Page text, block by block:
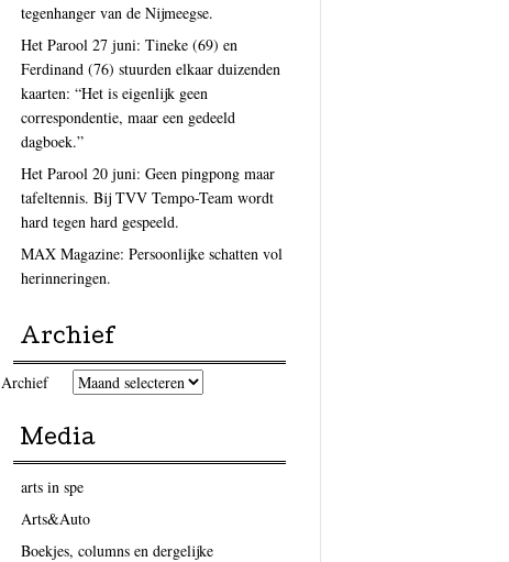
tegenhanger van de Nijmeegse.
Het Parool 27 juni: Tineke (69) en
Ferdinand (76) stuurden elkaar duizenden
kaarten: “Het is eigenlijk geen
correspondentie, maar een gedeeld
dagboek.”
Het Parool 20 juni: Geen pingpong maar
tafeltennis. Bij TVV Tempo-Team wordt
hard tegen hard gespeeld.
MAX Magazine: Persoonlijke schatten vol
herinneringen.
Archief
Archief
Media
arts in spe
Arts&Auto
Boekjes, columns en dergelijke